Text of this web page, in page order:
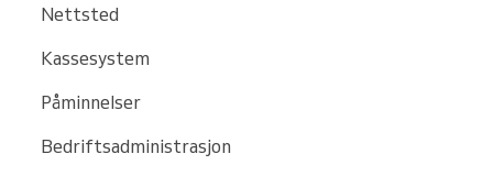
Nettsted
Kassesystem
Påminnelser
Bedriftsadministrasjon